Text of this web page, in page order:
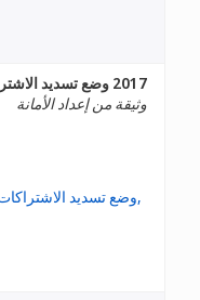
2017 وضع تسديد الاشتراكات في 1 سبتمبر
وثيقة من إعداد الأمانة